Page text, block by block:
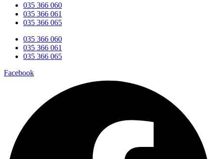
035 366 060
035 366 061
035 366 065
035 366 060
035 366 061
035 366 065
Facebook